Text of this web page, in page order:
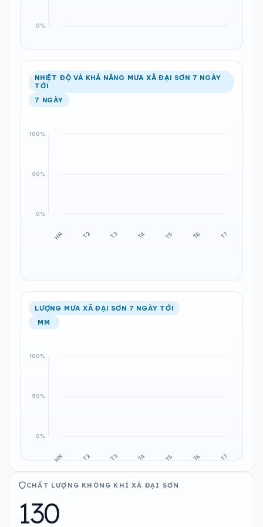
NHIỆT ĐỘ VÀ KHẢ NĂNG MƯA XÃ ĐẠI SƠN 7 NGÀY
TỚI
7 NGÀY
LƯỢNG MƯA XÃ ĐẠI SƠN 7 NGÀY TỚI
MM
CHẤT LƯỢNG KHÔNG KHÍ XÃ ĐẠI SƠN
130